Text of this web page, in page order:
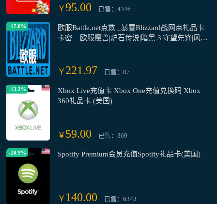
￥95.00 已售：4346
-17.8%
欧服Battle.net点数 _暴雪Blizzard战网点礼品卡
卡密 _ 欧服魔兽|炉石传说|暗黑 3|守望先锋|风暴
￥ 221.97 已售：87
-13.2%
Xbox Live充值卡 Xbox One充值兑换码 Xbox
360礼品卡 (美国)
￥ 59.00 已售：369
-20.9% Spotify Premium会员充值Spotify礼品卡(美国)
￥ 140.00 已售：6343